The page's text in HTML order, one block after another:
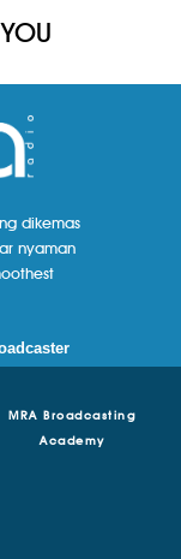
dikemas
nyaman
MRA Broadcasting
Academy